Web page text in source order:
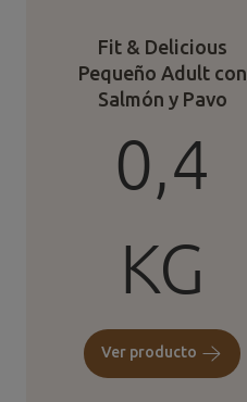
Fit & Delicious
Pequeño Adult con
Salmón y Pavo
0,4
KG